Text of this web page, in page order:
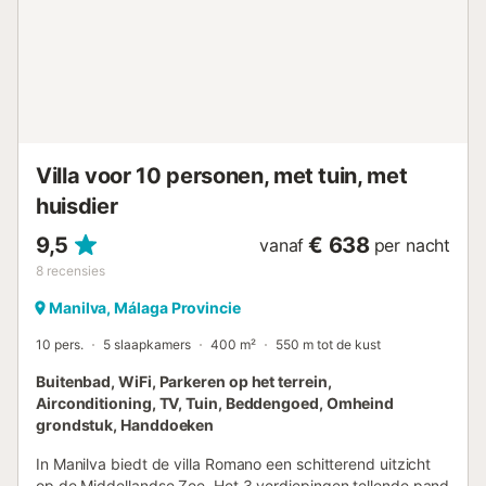
Villa voor 10 personen, met tuin, met
huisdier
9,5
8 recensies
vanaf € 638 per nacht
Manilva, Málaga Provincie
10 pers. 5 slaapkamers 400 m² 550 m tot de kust
Buitenbad, WiFi, Parkeren op het terrein,
Airconditioning, TV, Tuin, Beddengoed, Omheind
grondstuk, Handdoeken
In Manilva biedt de villa Romano een schitterend uitzicht